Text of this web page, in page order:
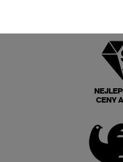
CENY